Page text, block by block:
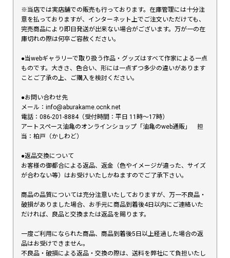
※当店では実店舗での販売も行っております。在庫管理には十分注
意を払っておりますが、インターネット上でご注文いただけても、
完売商品により即日発送が出来ない場合がございます。万が一の在
庫切れの際は何卒ご容赦ください。
●当webギャラリーで取り扱う作品・グッズはすべて作家による一点
ものです。大きさ、色合い、形には一点ずつ多少の違いがあります
ことご了承の上、ご購入を検討ください。
●お問い合わせ先
メール：info@aburakame.ocnk.net
電話：086-201-8884（受付時間：平日 11時〜17時）
アートスペース油亀のオンラインショップ「油亀のweb通販」 担
当：柏戸（かしわど）
●返品交換について
お客様の御都合による返品、返金（色やイメージが違った、サイズ
が合わない等）はお受けいたしかねますのでご了承下さい。
商品の品質については充分注意いたしておりますが、万一不良品・
破損がありました場合、お手元に商品到着後4日以内にご連絡いた
だければ、良品と交換または返品を賜ります。
一度ご利用になられた商品、商品到着後5日以上経過した場合の返
品はお受けできません。
不良品・破損による返品・交換の際は、送料を弊社にて負担いたし